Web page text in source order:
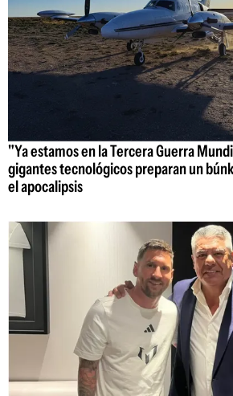
"Ya estamos en la Tercera Guerra
gigantes tecnológicos preparan un
el apocalipsis